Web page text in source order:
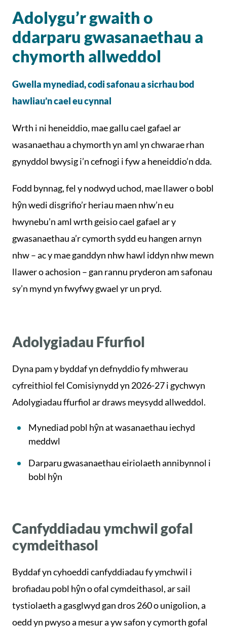
Adolygu’r gwaith o
ddarparu gwasanaethau a
chymorth allweddol
Gwella mynediad, codi safonau a sicrhau bod
hawliau’n cael eu cynnal
Wrth i ni heneiddio, mae gallu cael gafael ar
wasanaethau a chymorth yn aml yn chwarae rhan
gynyddol bwysig i’n cefnogi i fyw a heneiddio’n dda.
Fodd bynnag, fel y nodwyd uchod, mae llawer o bobl
hŷn wedi disgrifio’r heriau maen nhw’n eu
hwynebu’n aml wrth geisio cael gafael ar y
gwasanaethau a’r cymorth sydd eu hangen arnyn
nhw – ac y mae ganddyn nhw hawl iddyn nhw mewn
llawer o achosion – gan rannu pryderon am safonau
sy’n mynd yn fwyfwy gwael yr un pryd.
Adolygiadau Ffurfiol
Dyna pam y byddaf yn defnyddio fy mhwerau
cyfreithiol fel Comisiynydd yn 2026-27 i gychwyn
Adolygiadau ffurfiol ar draws meysydd allweddol.
Mynediad pobl hŷn at wasanaethau iechyd
meddwl
Darparu gwasanaethau eiriolaeth annibynnol i
bobl hŷn
Canfyddiadau ymchwil gofal
cymdeithasol
Byddaf yn cyhoeddi canfyddiadau fy ymchwil i
brofiadau pobl hŷn o ofal cymdeithasol, ar sail
tystiolaeth a gasglwyd gan dros 260 o unigolion, a
oedd yn pwyso a mesur a yw safon y cymorth gofal